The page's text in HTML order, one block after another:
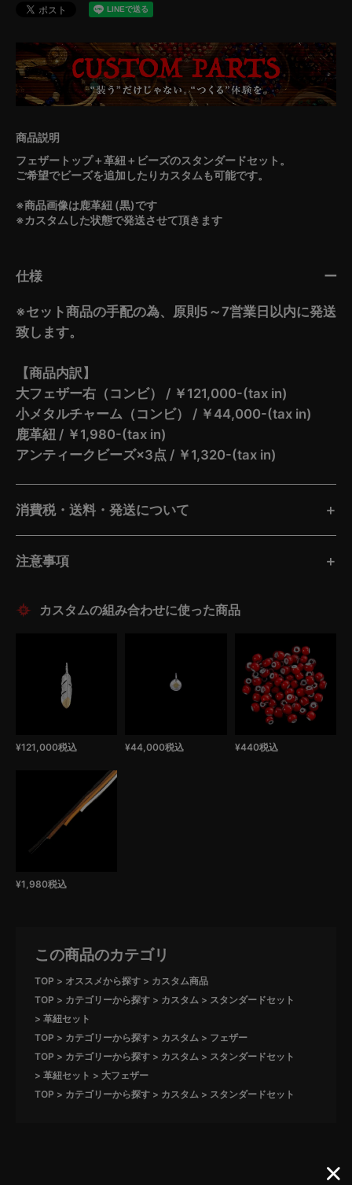
フェザートップ＋革紐＋ビーズのスタンダードセット。
ご希望でビーズを追加したりカスタムも可能です。
※商品画像は鹿革紐 (黒)です
※カスタムした状態で発送させて頂きます
仕様
※セット商品の手配の為、原則5～7営業日以内に発送
致します。
【商品内訳】
大フェザー右（コンビ） / ￥121,000-(tax in)
小メタルチャーム（コンビ） / ￥44,000-(tax in)
鹿革紐 / ￥1,980-(tax in)
アンティークビーズ×3点 / ￥1,320-(tax in)
消費税・送料・発送について
注意事項
¥121,000税込 ¥44,000税込 ¥440税込
¥1,980税込
この商品のカテゴリ
TOP オススメから探す
カスタム商品
TOP
カテゴリーから探す カスタム
スタンダードセット
革紐セット
TOP
カテゴリーから探す カスタム
フェザー
TOP
カテゴリーから探す カスタム
スタンダードセット
革紐セット
大フェザー
TOP
カテゴリーから探す カスタム スタンダードセット